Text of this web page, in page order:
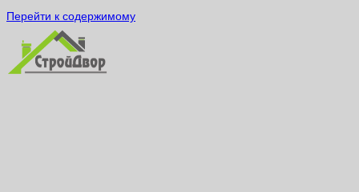
Перейти к содержимому